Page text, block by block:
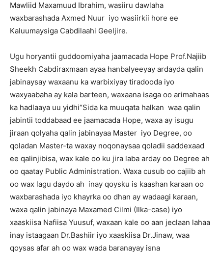
Mawliid Maxamuud Ibrahim, wasiiru dawlaha
waxbarashada Axmed Nuur iyo wasiirkii hore ee
Kaluumaysiga Cabdilaahi Geeljire.
Ugu horyantii guddoomiyaha jaamacada Hope Prof.Najiib
Sheekh Cabdiraxmaan ayaa hanbalyeeyay ardayda qalin
jabinaysay waxaanu ka warbixiyay tiradooda iyo
waxyaabaha ay kala barteen, waxaana isaga oo arimahaas
ka hadlaaya uu yidhi“Sida ka muuqata halkan waa qalin
jabintii toddabaad ee jaamacada Hope, waxa ay isugu
jiraan qolyaha qalin jabinayaa Master iyo Degree, oo
qoladan Master-ta waxay noqonaysaa qoladii saddexaad
ee qalinjibisa, wax kale oo ku jira laba arday oo Degree ah
oo qaatay Public Administration. Waxa cusub oo cajiib ah
oo wax lagu daydo ah inay qoysku is kaashan karaan oo
waxbarashada iyo khayrka oo dhan ay wadaagi karaan,
waxa qalin jabinaya Maxamed Cilmi (Ilka-case) iyo
xaaskiisa Nafiisa Yuusuf, waxaan kale oo aan jeclaan lahaa
inay istaagaan Dr.Bashiir iyo xaaskiisa Dr.Jinaw, waa
qoysas afar ah oo wax wada baranayay isna